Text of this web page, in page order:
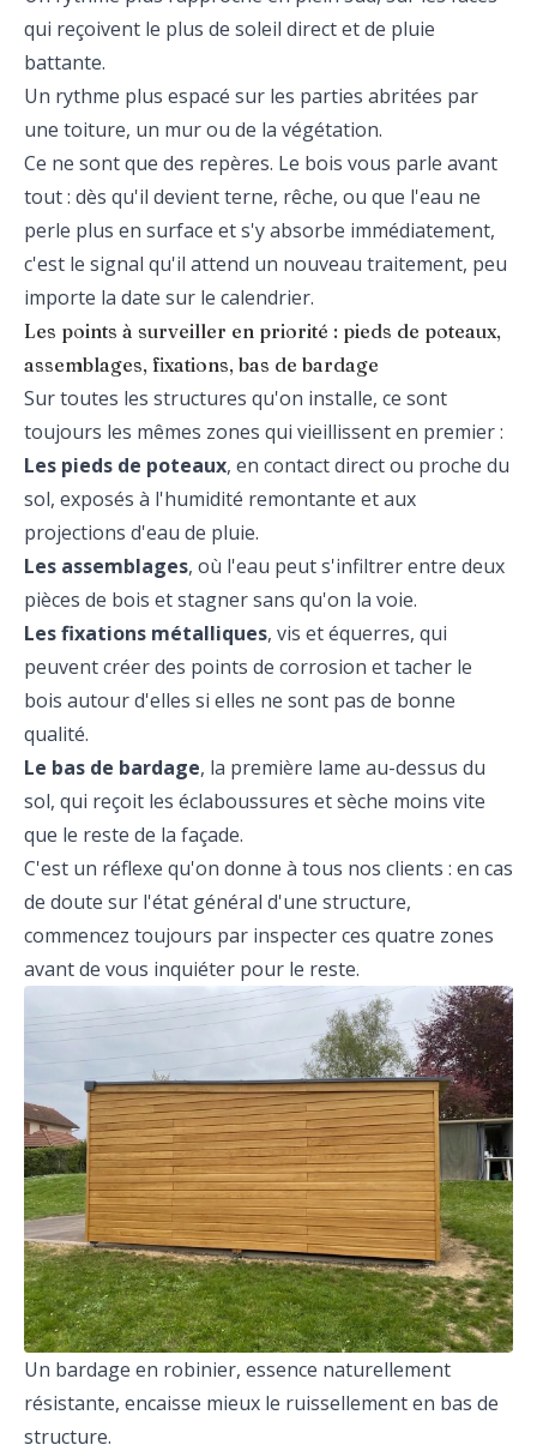
qui reçoivent le plus de soleil direct et de pluie
battante.
Un rythme plus espacé sur les parties abritées par
une toiture, un mur ou de la végétation.
Ce ne sont que des repères. Le bois vous parle avant
tout : dès qu'il devient terne, rêche, ou que l'eau ne
perle plus en surface et s'y absorbe immédiatement,
c'est le signal qu'il attend un nouveau traitement, peu
importe la date sur le calendrier.
Les points à surveiller en priorité : pieds de poteaux,
assemblages, fixations, bas de bardage
Sur toutes les structures qu'on installe, ce sont
toujours les mêmes zones qui vieillissent en premier :
Les pieds de poteaux, en contact direct ou proche du
sol, exposés à l'humidité remontante et aux
projections d'eau de pluie.
Les assemblages, où l'eau peut s'infiltrer entre deux
pièces de bois et stagner sans qu'on la voie.
Les fixations métalliques, vis et équerres, qui
peuvent créer des points de corrosion et tacher le
bois autour d'elles si elles ne sont pas de bonne
qualité.
Le bas de bardage, la première lame au-dessus du
sol, qui reçoit les éclaboussures et sèche moins vite
que le reste de la façade.
C'est un réflexe qu'on donne à tous nos clients : en cas
de doute sur l'état général d'une structure,
commencez toujours par inspecter ces quatre zones
avant de vous inquiéter pour le reste.
Un bardage en robinier, essence naturellement
résistante, encaisse mieux le ruissellement en bas de
structure.